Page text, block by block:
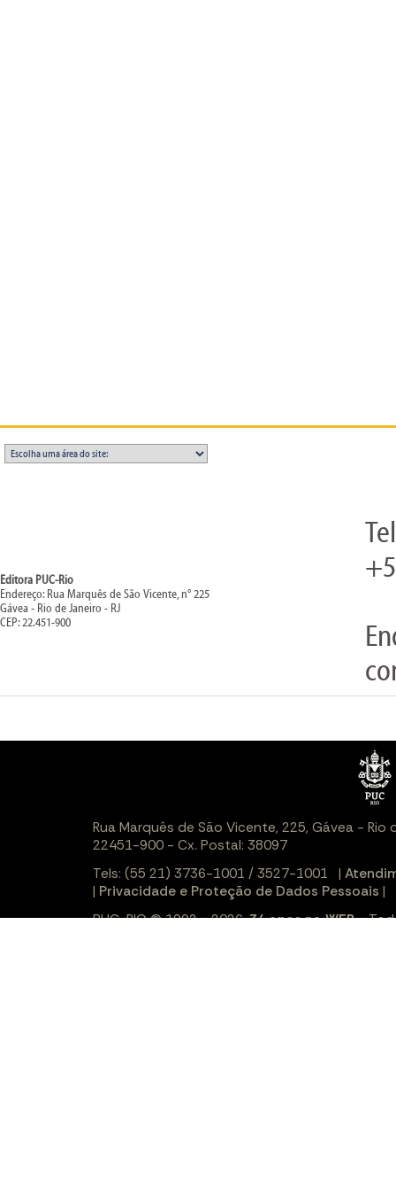
Editora PUC-Rio
Endereço: Rua Marquês de São Vicente, n° 225
Gávea - Rio de Janeiro - RJ
CEP: 22.451-900